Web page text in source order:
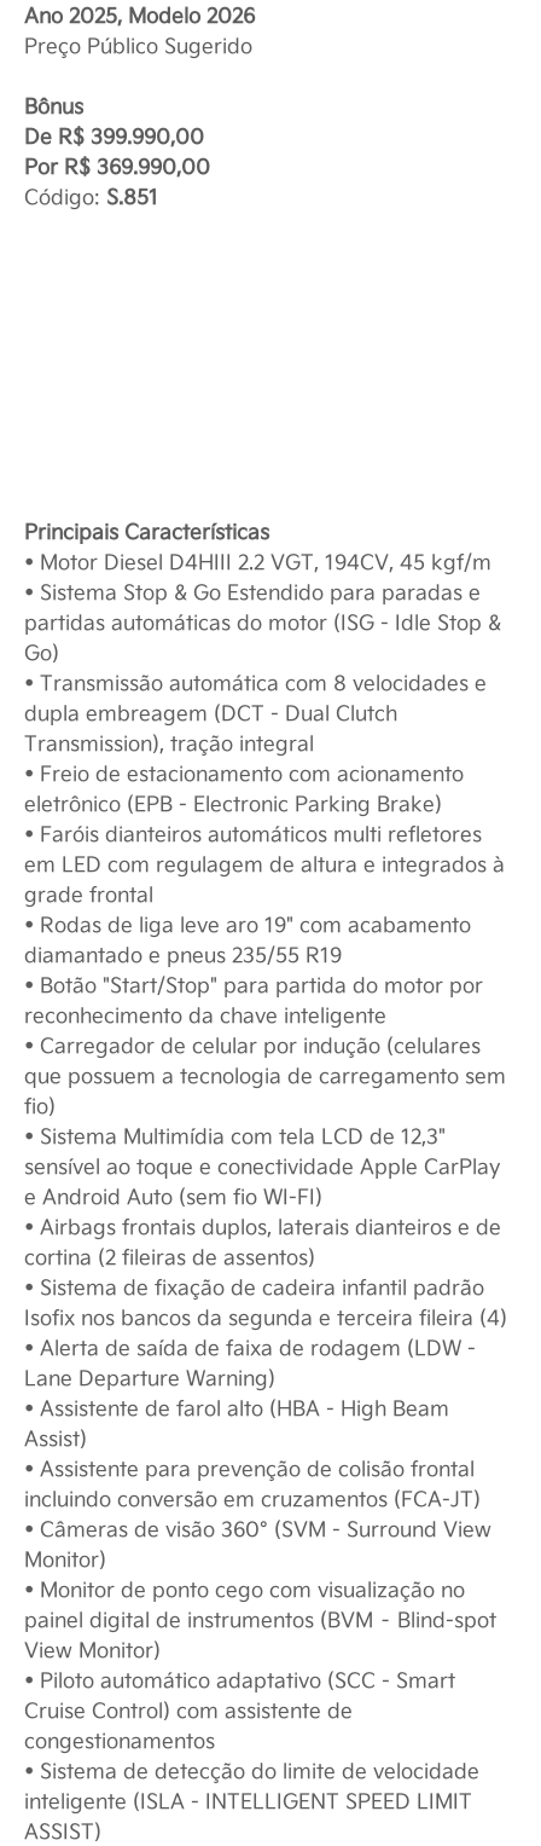
Ano 2025, Modelo 2026
Preço Público Sugerido
Bônus
De R$ 399.990,00
Por R$ 369.990,00
Código: S.851
Principais Características
• Motor Diesel D4HIII 2.2 VGT, 194CV, 45 kgf/m
• Sistema Stop & Go Estendido para paradas e
partidas automáticas do motor (ISG - Idle Stop &
Go)
• Transmissão automática com 8 velocidades e
dupla embreagem (DCT - Dual Clutch
Transmission), tração integral
• Freio de estacionamento com acionamento
eletrônico (EPB - Electronic Parking Brake)
• Faróis dianteiros automáticos multi refletores
em LED com regulagem de altura e integrados à
grade frontal
• Rodas de liga leve aro 19" com acabamento
diamantado e pneus 235/55 R19
• Botão "Start/Stop" para partida do motor por
reconhecimento da chave inteligente
• Carregador de celular por indução (celulares
que possuem a tecnologia de carregamento sem
fio)
• Sistema Multimídia com tela LCD de 12,3"
sensível ao toque e conectividade Apple CarPlay
e Android Auto (sem fio WI-FI)
• Airbags frontais duplos, laterais dianteiros e de
cortina (2 fileiras de assentos)
• Sistema de fixação de cadeira infantil padrão
Isofix nos bancos da segunda e terceira fileira (4)
• Alerta de saída de faixa de rodagem (LDW -
Lane Departure Warning)
• Assistente de farol alto (HBA - High Beam
Assist)
• Assistente para prevenção de colisão frontal
incluindo conversão em cruzamentos (FCA-JT)
• Câmeras de visão 360° (SVM - Surround View
Monitor)
• Monitor de ponto cego com visualização no
painel digital de instrumentos (BVM – Blind-spot
View Monitor)
• Piloto automático adaptativo (SCC - Smart
Cruise Control) com assistente de
congestionamentos
• Sistema de detecção do limite de velocidade
inteligente (ISLA - INTELLIGENT SPEED LIMIT
ASSIST)